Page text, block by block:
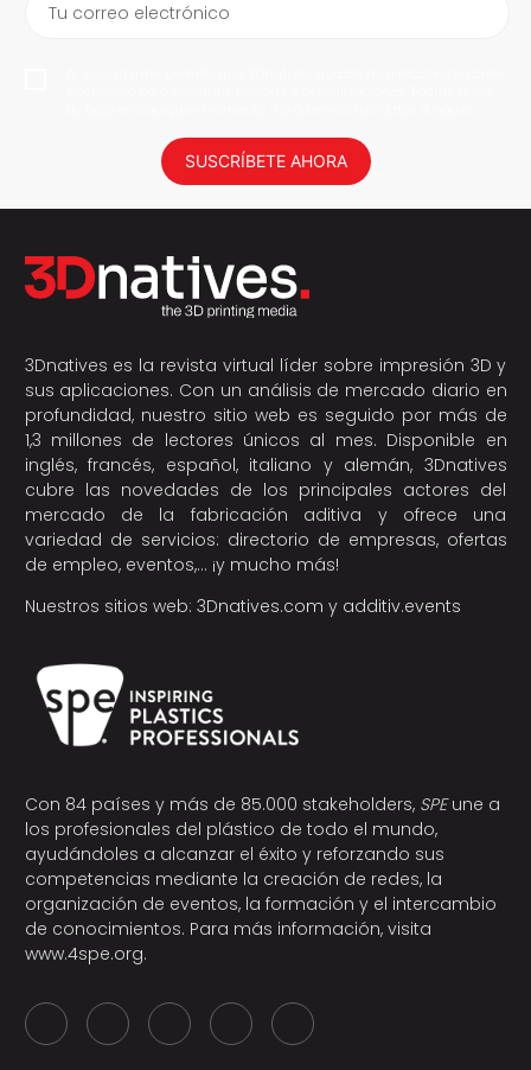
Tu correo electrónico
SUSCRÍBETE AHORA
3Dnatives es la revista virtual líder sobre impresión 3D y
sus aplicaciones. Con un análisis de mercado diario en
profundidad, nuestro sitio web es seguido por más de
1,3 millones de lectores únicos al mes. Disponible en
inglés, francés, español, italiano y alemán, 3Dnatives
cubre las novedades de los principales actores del
mercado de la fabricación aditiva y ofrece una
variedad de servicios: directorio de empresas, ofertas
de empleo, eventos,… ¡y mucho más!
Nuestros sitios web: 3Dnatives.com y additiv.events
Con 84 países y más de 85.000 stakeholders, SPEune a
los profesionales del plástico de todo el mundo,
ayudándoles a alcanzar el éxito y reforzando sus
competencias mediante la creación de redes, la
organización de eventos, la formación y el intercambio
de conocimientos. Para más información, visita
www.4spe.org.